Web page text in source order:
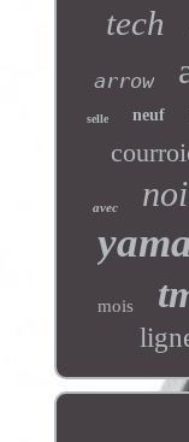
tech
arrow
selle neuf
avec
mois